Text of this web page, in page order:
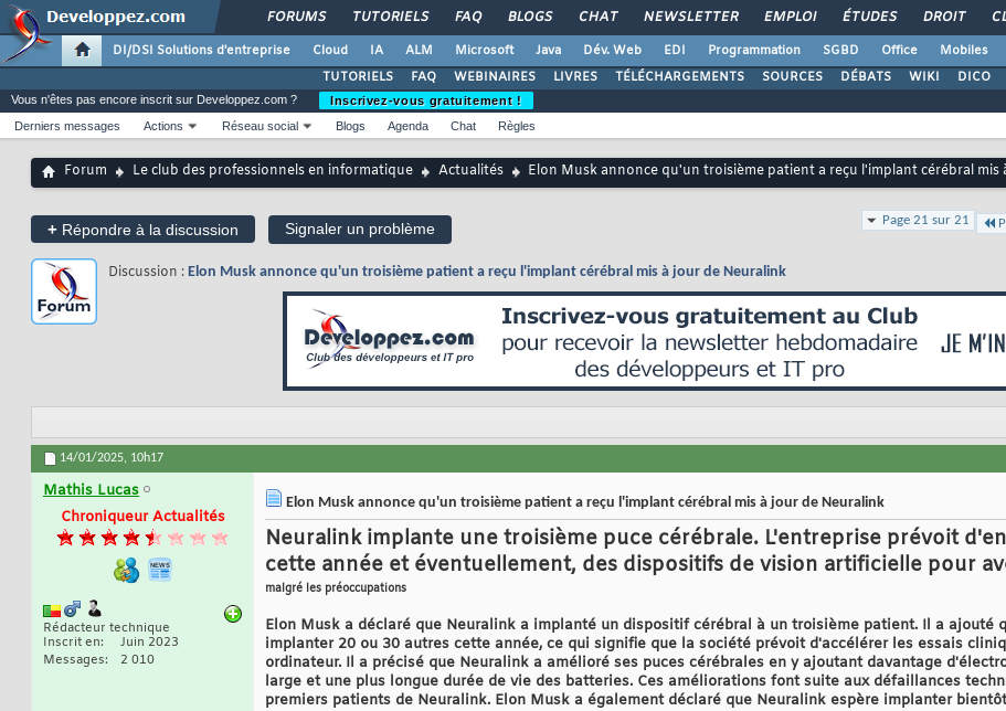
FORUMS TUTORIELS FAQ BLOGS CHAT NEWSLETTER EMPLOI ÉTUDES DROIT
DI/DSI Solutions d'entreprise Cloud IA ALM Microsoft Java Dév. Web EDI Programmation SGBD Office Mobiles
TUTORIELS
FAQ WEBINAIRES LIVRES TÉLÉCHARGEMENTS SOURCES DÉBATS WIKI DICO
Vous n'êtes pas encore inscrit sur Developpez.com ?
Inscrivez-vous gratuitement !
Derniers messages
Actions Réseau social Blogs Agenda Chat Règles
Forum Le club des professionnels en informatique Actualités Elon Musk annonce qu'un troisième patient a reçu l'implant cérébral mis
+ Répondre à la discussion Signaler un problème Page 21 sur 21
Discussion : Elon Musk annonce qu'un troisième patient a reçu l'implant cérébral mis à jour de Neuralink
14/01/2025, 10h17
Mathis Lucas
Chroniqueur Actualités
Rédacteur technique
Inscrit en
Juin 2023
Messages
2 010
Elon Musk annonce qu'un troisième patient a reçu l'implant cérébral mis à jour de Neuralink
Neuralink implante une troisième puce cérébrale. L'entreprise prévoit
cette année et éventuellement, des dispositifs de vision artificielle pour
malgré les préoccupations
Elon Musk a déclaré que Neuralink a implanté un dispositif cérébral à un troisième patient. Il a ajouté
implanter 20 ou 30 autres cette année, ce qui signifie que la société prévoit d'accélérer les essais
ordinateur. Il a précisé que Neuralink a amélioré ses puces cérébrales en y ajoutant davantage
large et une plus longue durée de vie des batteries. Ces améliorations font suite aux défaillances
premiers patients de Neuralink. Elon Musk a également déclaré que Neuralink espère implanter